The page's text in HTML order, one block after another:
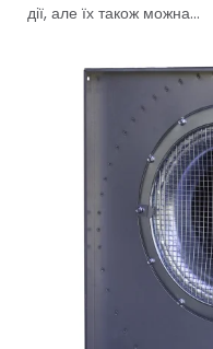
дії, але їх також можна...